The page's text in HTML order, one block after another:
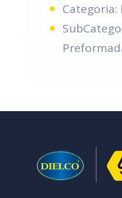
Categoria: